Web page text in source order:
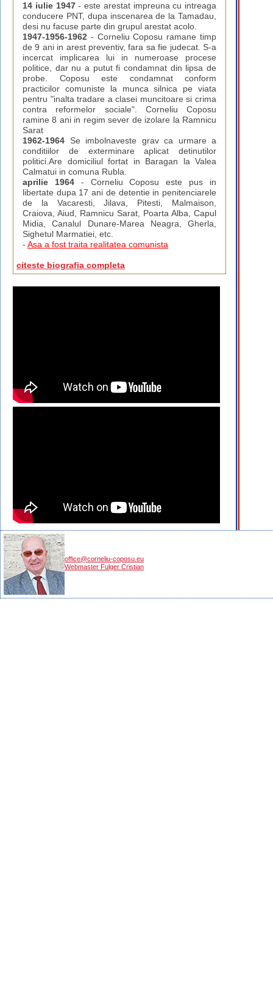
14 iulie 1947- este arestat impreuna cu intreaga
conducere PNT, dupa inscenarea de la Tamadau,
desi nu facuse parte din grupul arestat acolo.
1947-1956-1962 - Corneliu Coposu ramane timp
de 9 ani in arest preventiv, fara sa fie judecat. S-a
incercat implicarea lui in numeroase procese
politice, dar nu a putut fi condamnat din lipsa de
probe. Coposu este condamnat conform
practicilor comuniste la munca silnica pe viata
pentru "inalta tradare a clasei muncitoare si crima
contra reformelor sociale". Corneliu Coposu
ramine 8 ani in regim sever de izolare la Ramnicu
Sarat
1962-1964 Se imbolnaveste grav ca urmare a
conditiilor de exterminare aplicat detinutilor
politici.Are domiciliul fortat in Baragan la Valea
Calmatui in comuna Rubla.
aprilie 1964- Corneliu Coposu este pus in
libertate dupa 17 ani de detentie in penitenciarele
de la Vacaresti, Jilava, Pitesti, Malmaison,
Craiova, Aiud, Ramnicu Sarat, Poarta Alba, Capul
Midia, Canalul Dunare-Marea Neagra, Gherla,
Sighetul Marmatiei, etc.
- Asa a fost traita realitatea comunista
citeste biografia completa
office@corneliu-coposu.eu
Webmaster Fulger Cristian